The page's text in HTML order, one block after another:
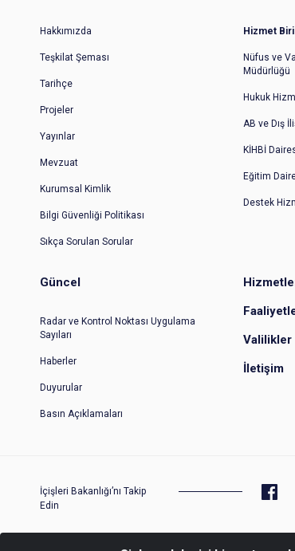
Hakkımızda
Teşkilat Şeması
Tarihçe
Projeler
Yayınlar
Mevzuat
Kurumsal Kimlik
Bilgi Güvenliği Politikası
Sıkça Sorulan Sorular
Hizmet
Nüfus ve
Müdürlüğü
Hukuk
AB ve Dış
KİHBİ
Eğitim
Destek
Güncel
Radar ve Kontrol Noktası Uygulama
Sayıları
Haberler
Duyurular
Basın Açıklamaları
Valilikler
İletişim
İçişleri Bakanlığı’nı Takip
Edin